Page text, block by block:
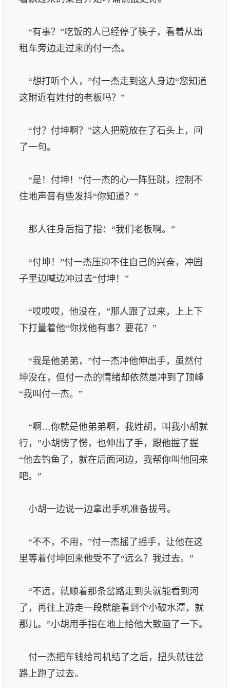
“有事？”吃饭的人已经停了筷子，看着从出
租车旁边走过来的付一杰。
“想打听个人，”付一杰走到这人身边“您知道
这附近有姓付的老板吗？”
“付？付坤啊？”这人把碗放在了石头上，问
了一句。
“是！付坤！”付一杰的心一阵狂跳，控制不
住地声音有些发抖“你知道？”
那人往身后指了指：“我们老板啊。”
“付坤！”付一杰压抑不住自己的兴奋，冲园
子里边喊边冲过去“付坤！”
“哎哎哎，他没在，”那人跟了过来，上上下
下打量着他“你找他有事？要花？”
“我是他弟弟，”付一杰冲他伸出手，虽然付
坤没在，但付一杰的情绪却依然是冲到了顶峰
“我叫付一杰。”
“啊…你就是他弟弟啊，我姓胡，叫我小胡就
行，”小胡愣了愣，也伸出了手，跟他握了握
“他去钓鱼了，就在后面河边，我帮你叫他回来
吧。”
小胡一边说一边拿出手机准备拔号。
“不不，不用，”付一杰摇了摇手，让他在这
里等着付坤回来他受不了“远么？我过去。”
“不远，就顺着那条岔路走到头就能看到河
了，再往上游走一段就能看到个小破水潭，就
那儿。”小胡用手指在地上给他大致画了一下。
付一杰把车钱给司机结了之后，扭头就往岔
路上跑了过去。